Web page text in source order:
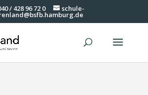
/ 428 96 72 0 schule-